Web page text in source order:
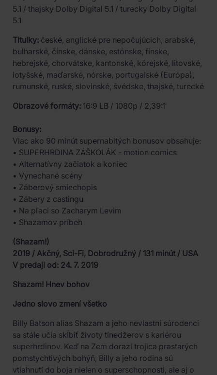
5.1 / thajsky Dolby Digital 5.1 / turecky Dolby Digital
5.1
Titulky: české, anglické pre nepočujúcich, arabské,
bulharské, čínske, dánske, estónske, fínske,
hebrejské, chorvátske, kantonské, kórejské, litovské,
lotyšské, maďarské, nórske, portugalské (Európa),
rumunské, ruské, slovinské, švédske, thajské, turecké
Obrazové formáty: 16:9 LB / 1080p / 2,39:1
Bonusy:
Viac ako 90 minút supernabitých bonusov obsahuje:
• SUPERHRDINA ZÁŠKOLÁK - motion comics
• Alternatívny začiatok a koniec
• Vynechané scény
• Záberový smiechopis
• Zábery z castingu
• Na pľaci so Zacharym Levim
• Shazamov príbeh
(Shazam!)
2019 / Akčný, Sci-Fi, Dobrodružný / 131 minút / USA
V predaji od: 24. 7. 2019
Shazam! Hnev bohov
Jedno slovo zmení všetko
Billy Batson alias Shazam a jeho nevlastní súrodenci
sa stále učia skĺbiť životy tínedžerov s kariérou
superhrdinov. Keď na Zem dorazí trojica prastarých
pomstychtivých bohýň, Billy a jeho rodina sú
vtiahnutí do boja nielen o superschopnosti, ale aj o